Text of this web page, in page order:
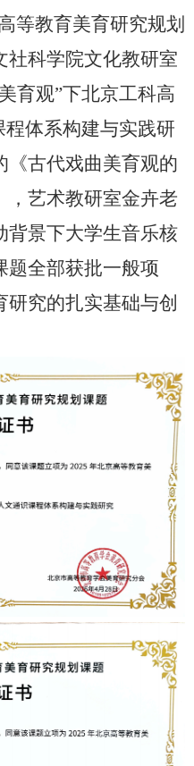
等教育美育研究规划
社科学院文化教研室
育观”下北京工科高
程体系构建与实践研
《古代戏曲美育观的
，艺术教研室金卉老
背景下大学生音乐核
题全部获批一般项
研究的扎实基础与创